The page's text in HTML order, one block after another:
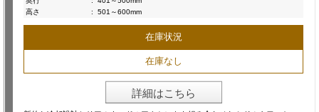
高さ
: 501～600mm
在庫状況
在庫なし
詳細はこちら